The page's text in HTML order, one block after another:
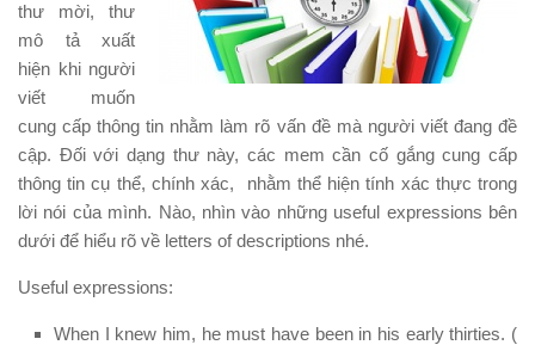
thư mời, thư
mô tả xuất
hiện khi người
viết muốn
cung cấp thông tin nhằm làm rõ vấn đề mà người viết đang đề
cập. Đối với dạng thư này, các mem cần cố gắng cung cấp
thông tin cụ thể, chính xác, nhằm thể hiện tính xác thực trong
lời nói của mình. Nào, nhìn vào những useful expressions bên
dưới để hiểu rõ về letters of descriptions nhé.
Useful expressions:
When I knew him, he must have been in his early thirties. (